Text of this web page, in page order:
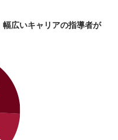
広いキャリアの指導者が